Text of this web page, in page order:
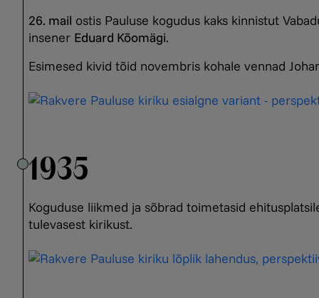
26. mail ostis Pauluse kogudus kaks kinnistut
insener Eduard Kõomägi.
Esimesed kivid tõid novembris kohale vennad
1935
Koguduse liikmed ja sõbrad toimetasid
tulevasest kirikust.